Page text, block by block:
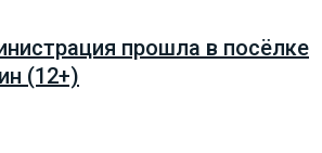
прошла в посёлке
(12+)